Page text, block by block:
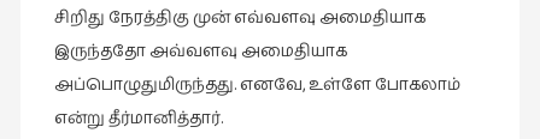
சிறிது நேரத்திகு முன் எவ்வளவு அமைதியாக
இருந்ததோ அவ்வளவு அமைதியாக
அப்பொழுதுமிருந்தது. எனவே, உள்ளே போகலாம்
என்று தீர்மானித்தார்.